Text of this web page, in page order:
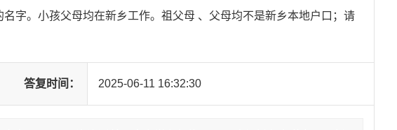
字。小孩父母均在新乡工作。祖父母 、父母均不是新乡本地户口；请
答复时间： 2025-06-11 16:32:30